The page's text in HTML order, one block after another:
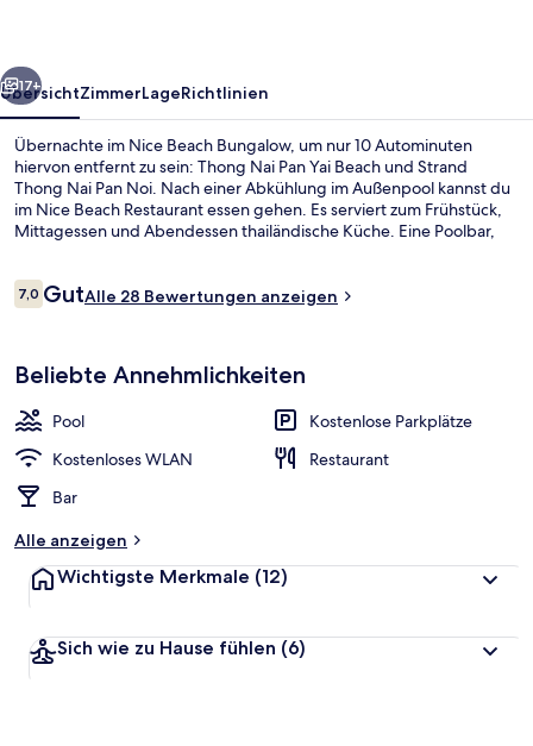
Weiter
17+
ÜbersichtZimmerLageRichtlinien
Übernachte im Nice Beach Bungalow, um nur 10 Autominuten
hiervon entfernt zu sein: Thong Nai Pan Yai Beach und Strand
Thong Nai Pan Noi. Nach einer Abkühlung im Außenpool kannst du
im Nice Beach Restaurant essen gehen. Es serviert zum Frühstück,
Mittagessen und Abendessen thailändische Küche. Eine Poolbar,
Bewertungen
7,07,0 von 10.
GutAlle 28 Bewertungen anzeigen
Beliebte Annehmlichkeiten
Pool
Kostenlose Parkplätze
Kostenloses WLAN
Restaurant
Bar
Alle anzeigen
Wichtigste Merkmale (12)
Sich wie zu Hause fühlen (6)